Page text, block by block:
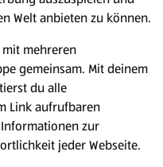
Welt anbieten zu können.
mehreren
gemeinsam. Mit deinem
du alle
Link aufrufbaren
zur
jeder Webseite.